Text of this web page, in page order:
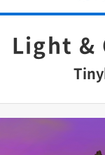
Light &